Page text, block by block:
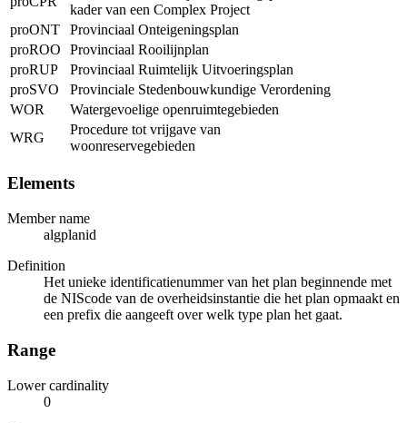
kader van een Complex Project
proONT
Provinciaal Onteigeningsplan
proROO
Provinciaal Rooilijnplan
proRUP
Provinciaal Ruimtelijk Uitvoeringsplan
proSVO
Provinciale Stedenbouwkundige Verordening
WOR
Watergevoelige openruimtegebieden
WRG
Procedure tot vrijgave van
woonreservegebieden
Elements
Member name
algplanid
Definition
Het unieke identificatienummer van het plan beginnende met
de NIScode van de overheidsinstantie die het plan opmaakt en
een prefix die aangeeft over welk type plan het gaat.
Range
Lower cardinality
0